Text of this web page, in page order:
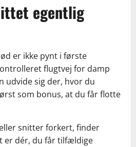
egentlig
er ikke pynt i første
flugtvej for damp
udvide sig der, hvor du
som bonus, at du får flotte
snitter forkert, finder
er dér, du får tilfældige